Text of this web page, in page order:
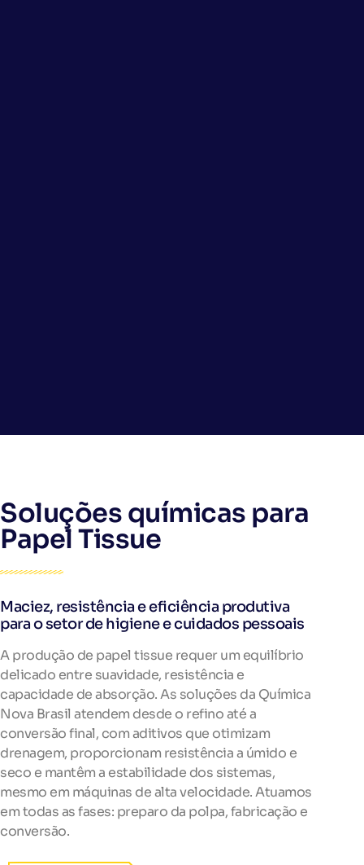
Soluções químicas para
Papel Tissue
Maciez, resistência e eficiência produtiva
para o setor de higiene e cuidados pessoais
A produção de papel tissue requer um equilíbrio
delicado entre suavidade, resistência e
capacidade de absorção. As soluções da Química
Nova Brasil atendem desde o refino até a
conversão final, com aditivos que otimizam
drenagem, proporcionam resistência a úmido e
seco e mantêm a estabilidade dos sistemas,
mesmo em máquinas de alta velocidade. Atuamos
em todas as fases: preparo da polpa, fabricação e
conversão.